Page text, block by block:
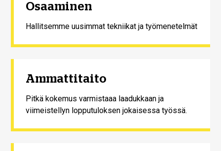
Osaaminen
Hallitsemme uusimmat tekniikat ja työmenetelmät
Ammattitaito
Pitkä kokemus varmistaaa laadukkaan ja
viimeistellyn lopputuloksen jokaisessa työssä.